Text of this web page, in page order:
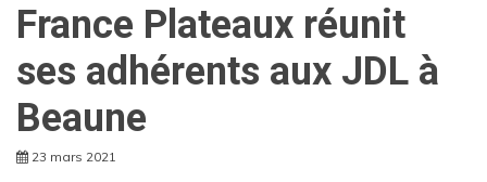
France Plateaux réunit
ses adhérents aux JDL à
Beaune
23 mars 2021